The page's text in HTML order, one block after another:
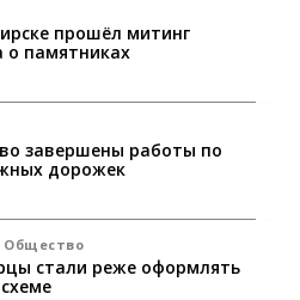
прошёл митинг
о памятниках
завершены работы по
дорожек
Общество
стали реже оформлять